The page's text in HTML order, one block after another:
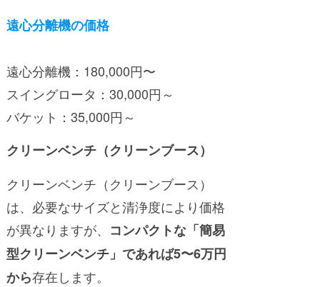
遠心分離機の価格
遠心分離機：180,000円〜
スイングロータ：30,000円～
バケット：35,000円～
クリーンベンチ（クリーンブース）
クリーンベンチ（クリーンブース）
は、必要なサイズと清浄度により価格
が異なりますが、 コンパクトな「簡易
型クリーンベンチ」であれば5〜6万円
から存在します。